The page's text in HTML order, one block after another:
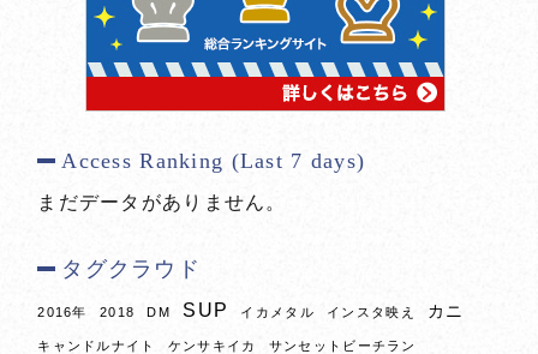
Access Ranking (Last 7 days)
まだデータがありません。
タグクラウド
2016年 2018 DM SUP イカメタル インスタ映え カニ
キャンドルナイト ケンサキイカ サンセットビーチラン